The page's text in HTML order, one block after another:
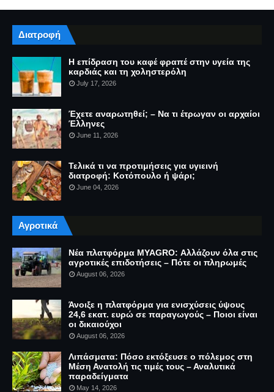
Διατροφή
Η επίδραση του καφέ φραπέ στην υγεία της
καρδιάς και τη χοληστερόλη
July 17, 2026
Έχετε αναρωτηθεί; – Να τι έτρωγαν οι αρχαίοι
Έλληνες
June 11, 2026
Τελικά τι να προτιμήσεις για υγιεινή
διατροφή: Κοτόπουλο ή ψάρι;
June 04, 2026
Αγροτικά
Νέα πλατφόρμα MYAGRO: Αλλάζουν όλα στις
αγροτικές επιδοτήσεις – Πότε οι πληρωμές
August 06, 2026
Άνοιξε η πλατφόρμα για ενισχύσεις ύψους
24,6 εκατ. ευρώ σε παραγωγούς – Ποιοι είναι
οι δικαιούχοι
August 06, 2026
Λιπάσματα: Πόσο εκτόξευσε ο πόλεμος στη
Μέση Ανατολή τις τιμές τους – Αναλυτικά
παραδείγματα
May 14, 2026